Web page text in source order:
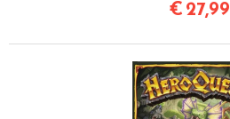
€ 27,99